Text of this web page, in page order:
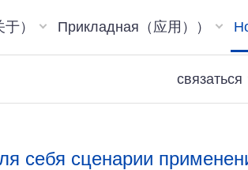
） Прикладная（应用））
связаться
себя сценарии